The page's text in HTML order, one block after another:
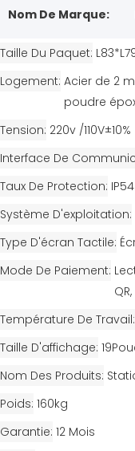
Nom De Marque:
Taille Du Paquet
Logement Acier de 2
poudre
Tension 220v /110V±10%
Interface De
Taux De Protection IP54
Système D'exploitation
Type D'écran Tactile
Mode De Paiement
Température De Travail
Taille D'affichage
Nom Des Produits
Poids 160kg
Garantie 12 Mois